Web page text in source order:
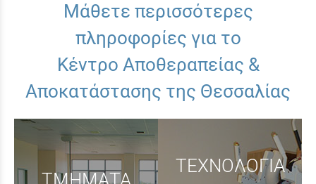
Μάθετε περισσότερες
πληροφορίες για το
Κέντρο Αποθεραπείας &
Αποκατάστασης της Θεσσαλίας
ΤΕΧΝΟΛΟΓΙΑ